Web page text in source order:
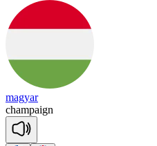
magyar
champaign